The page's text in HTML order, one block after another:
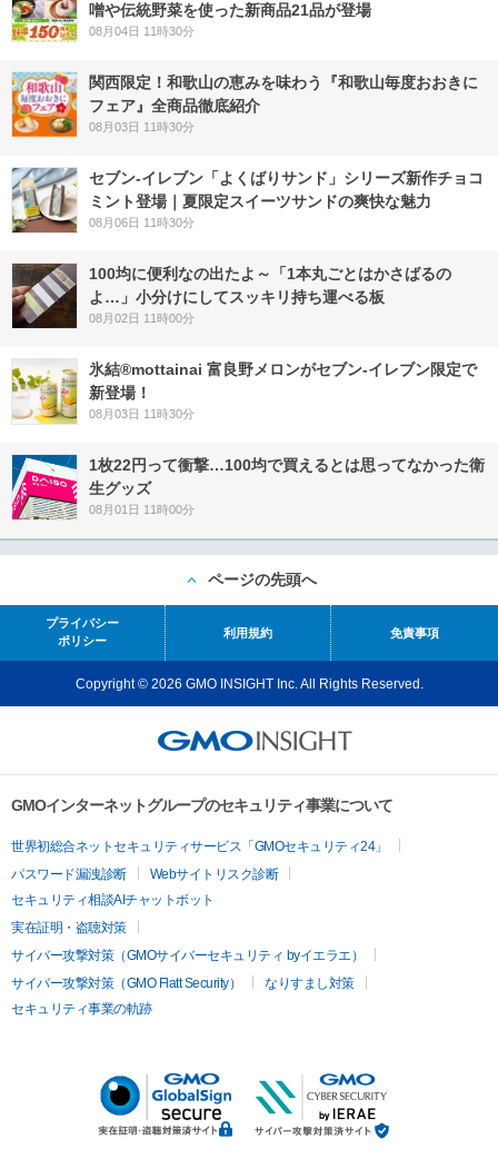
噌や伝統野菜を使った新商品21品が登場
08月04日 11時30分
関西限定！和歌山の恵みを味わう『和歌山毎度おおきに
フェア』全商品徹底紹介
08月03日 11時30分
セブン‐イレブン「よくばりサンド」シリーズ新作チョコ
ミント登場｜夏限定スイーツサンドの爽快な魅力
08月06日 11時30分
100均に便利なの出たよ～「1本丸ごとはかさばるの
よ…」小分けにしてスッキリ持ち運べる板
08月02日 11時00分
氷結®mottainai 富良野メロンがセブン‐イレブン限定で
新登場！
08月03日 11時30分
1枚22円って衝撃…100均で買えるとは思ってなかった衛
生グッズ
08月01日 11時00分
ページの先頭へ
プライバシー
ポリシー
利用規約 免責事項
Copyright © 2026 GMO INSIGHT Inc. All Rights Reserved.
GMOインターネットグループのセキュリティ事業について
世界初総合ネットセキュリティサービス「GMOセキュリティ24」
パスワード漏洩診断
Webサイトリスク診断
セキュリティ相談AIチャットボット
実在証明・盗聴対策
サイバー攻撃対策（GMOサイバーセキュリティ byイエラエ）
サイバー攻撃対策（GMO Flatt Security）
なりすまし対策
セキュリティ事業の軌跡